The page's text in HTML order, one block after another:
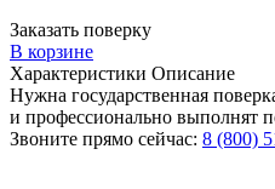
Заказать поверку
В корзине
Характеристики Описание
Нужна государственная
и профессионально выполнят
Звоните прямо сейчас: 8 (800)